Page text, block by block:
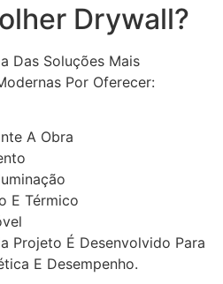
Drywall?
Das Soluções Mais
Por Oferecer:
A Obra
E Térmico
Projeto É Desenvolvido Para
E Desempenho.